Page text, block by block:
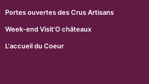
Portes ouvertes des Crus Artisans
Week-end Visit'O châteaux
L'accueil du Coeur